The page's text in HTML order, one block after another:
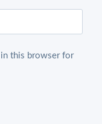
in this browser for